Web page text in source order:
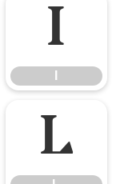
I
L